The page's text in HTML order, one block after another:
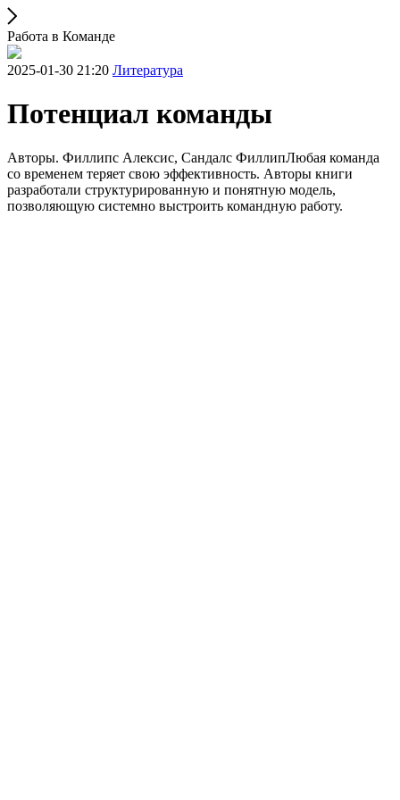
Работа в Команде
2025-01-30 21:20 Литература
Потенциал команды
Авторы. Филлипс Алексис, Сандалс ФиллипЛюбая команда
со временем теряет свою эффективность. Авторы книги
разработали структурированную и понятную модель,
позволяющую системно выстроить командную работу.